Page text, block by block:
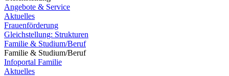
Angebote & Service
Aktuelles
Frauenförderung
Gleichstellung: Strukturen
Familie & Studium/Beruf
Familie & Studium/Beruf
Infoportal Familie
Aktuelles